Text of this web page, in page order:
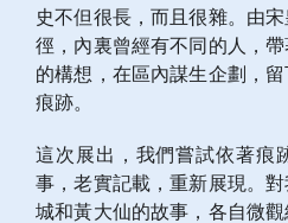
史不但很長，而且很雜。由
徑，內裏曾經有不同的人，
的構想，在區內謀生企劃，
痕跡。
這次展出，我們嘗試依著痕
事，老實記載，重新展現。
城和黃大仙的故事，各自微